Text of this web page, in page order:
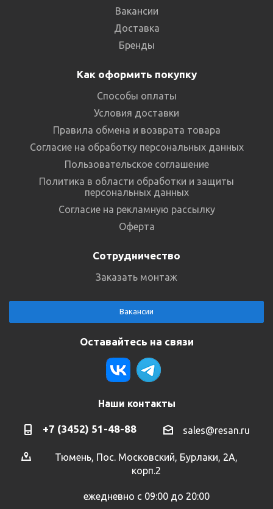
Вакансии
Доставка
Бренды
Как оформить покупку
Способы оплаты
Условия доставки
Правила обмена и возврата товара
Согласие на обработку персональных данных
Пользовательское соглашение
Политика в области обработки и защиты
персональных данных
Согласие на рекламную рассылку
Оферта
Сотрудничество
Заказать монтаж
Вакансии
Оставайтесь на связи
Наши контакты
+7 (3452) 51-48-88 sales@resan.ru
Тюмень, Пос. Московский, Бурлаки, 2А,
корп.2
ежедневно с 09:00 до 20:00